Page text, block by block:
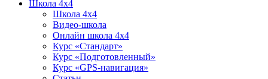
Школа 4х4
Школа 4х4
Видео-школа
Онлайн школа 4х4
Курс «Стандарт»
Курс «Подготовленный»
Курс «GPS-навигация»